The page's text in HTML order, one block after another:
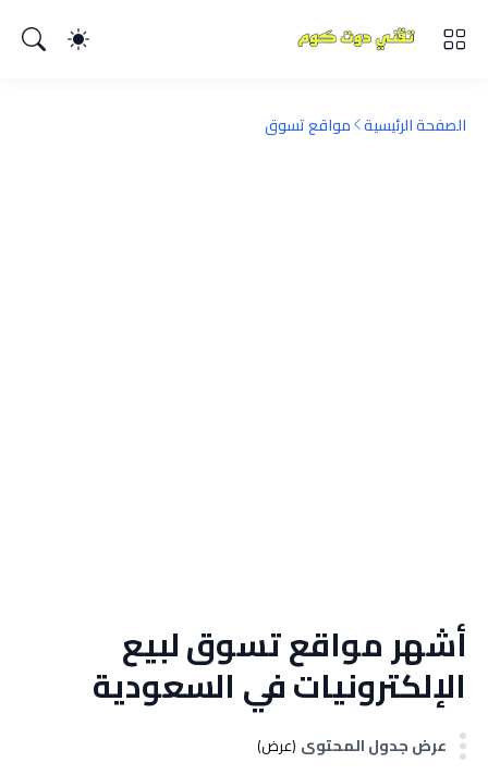
الصفحة الرئيسية مواقع تسوق
أشهر مواقع تسوق لبيع
الإلكترونيات في السعودية
عرض جدول المحتوى (عرض)